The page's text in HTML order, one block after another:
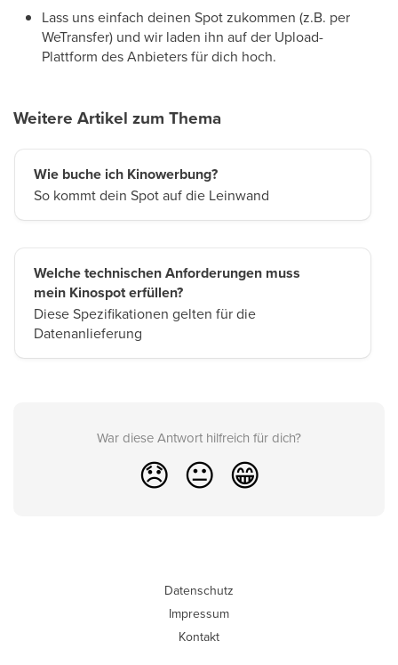
Lass uns einfach deinen Spot zukommen (z.B. per
WeTransfer) und wir laden ihn auf der Upload-
Plattform des Anbieters für dich hoch.
Weitere Artikel zum Thema
Wie buche ich Kinowerbung?
So kommt dein Spot auf die Leinwand
Welche technischen Anforderungen muss
mein Kinospot erfüllen?
Diese Spezifikationen gelten für die
Datenanlieferung
War diese Antwort hilfreich für dich?
😞 😐 😁
Datenschutz
Impressum
Kontakt